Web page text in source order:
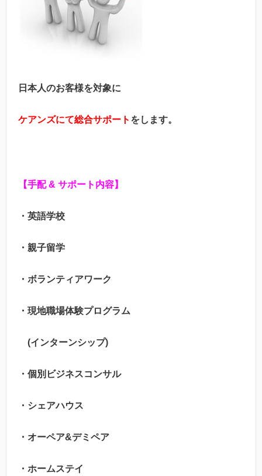
日本人のお客様を対象に
ケアンズにて総合サポート をします。
【手配 & サポート内容】
・英語学校
・親子留学
・ボランティアワーク
・現地職場体験プログラム
(インターンシップ)
・個別ビジネスコンサル
・シェアハウス
・オーペア&デミペア
・ホームステイ